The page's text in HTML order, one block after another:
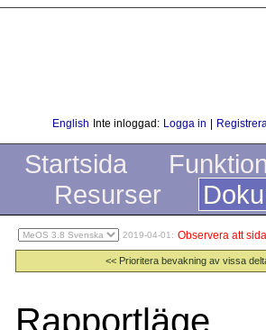
English Inte inloggad: Logga in
Startsida
Resurser
2019-04-01: Observera att
<< Prioritera bevakning av vissa
Rapportläge